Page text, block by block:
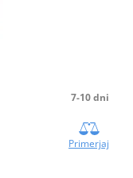
7-10 dni
Primerjaj